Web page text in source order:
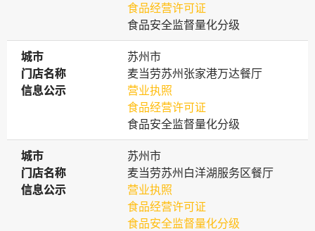
食品经营许可证
食品安全监督量化分级
城市
城市
苏州市
门店名称
门店名称
麦当劳苏州张家港万达餐厅
信息公示
信息公示
营业执照
食品经营许可证
食品安全监督量化分级
城市
城市
苏州市
门店名称
门店名称
麦当劳苏州白洋湖服务区餐厅
信息公示
信息公示
营业执照
食品经营许可证
食品安全监督量化分级